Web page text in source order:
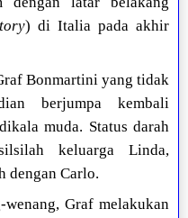
) di Italia pada akhir
Bonmartini yang tidak
berjumpa kembali
muda. Status darah
keluarga Linda,
dengan Carlo.
wenang, Graf melakukan